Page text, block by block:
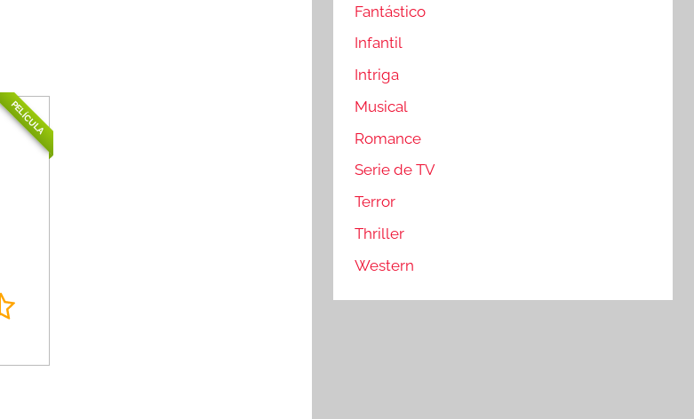
PELÍCULA
Fantástico
Infantil
Intriga
Musical
Romance
Serie de TV
Terror
Thriller
Western